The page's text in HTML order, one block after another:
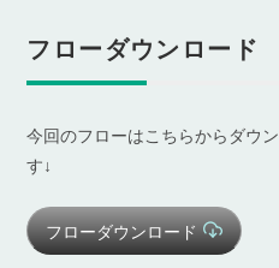
フローダウンロード
今回のフローはこちらからダウ
す↓
フローダウンロード